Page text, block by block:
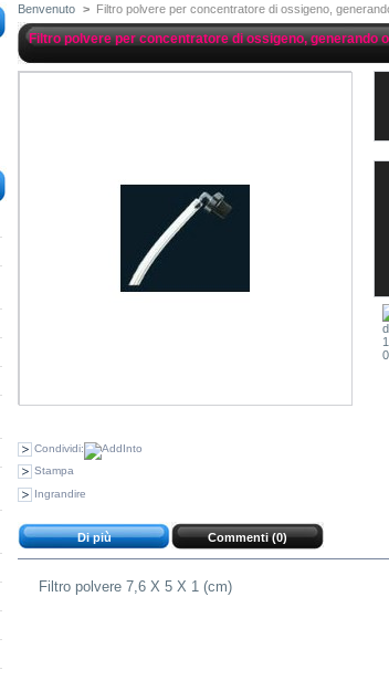
Benvenuto > Filtro polvere per concentratore di ossigeno,
Filtro polvere per concentratore di ossigeno, generando
Condividi:
Stampa
Ingrandire
Di più Commenti (0)
Filtro polvere 7,6 X 5 X 1 (cm)